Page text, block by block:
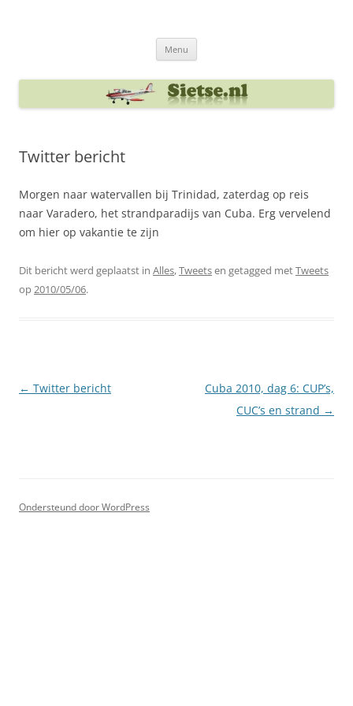
Menu
Twitter bericht
Morgen naar watervallen bij Trinidad, zaterdag op reis
naar Varadero, het strandparadijs van Cuba. Erg vervelend
om hier op vakantie te zijn
Dit bericht werd geplaatst in Alles,Tweetsen getagged metTweets
op2010/05/06.
Berichtnavigatie
← Twitter bericht
Cuba 2010, dag 6: CUP’s,
CUC’s en strand →
Ondersteund door WordPress